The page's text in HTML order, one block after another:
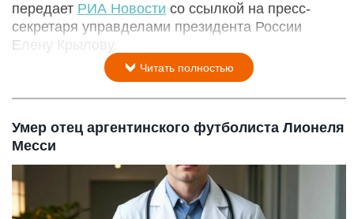
передает РИА Новости со ссылкой на пресс-
секретаря управделами президента России
Елену Крылову.
Читать полностью
Умер отец аргентинского футболиста Лионеля
Месси